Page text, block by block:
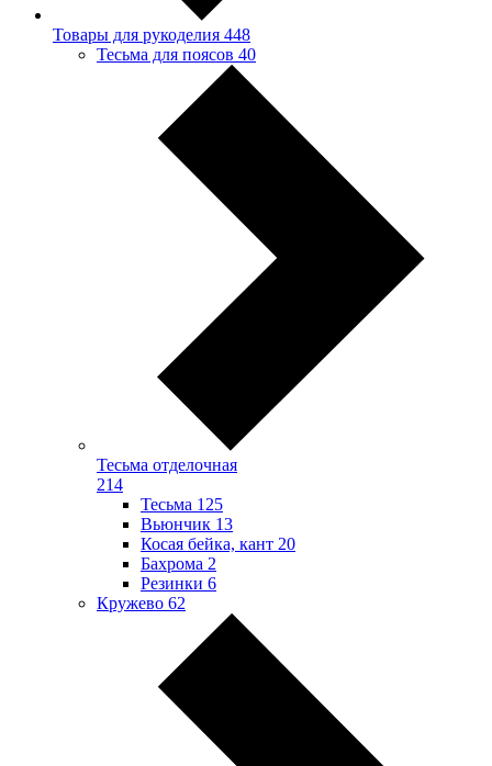
Товары для рукоделия 448
Тесьма для поясов 40
Тесьма отделочная
214
Тесьма 125
Вьюнчик 13
Косая бейка, кант 20
Бахрома 2
Резинки 6
Кружево 62